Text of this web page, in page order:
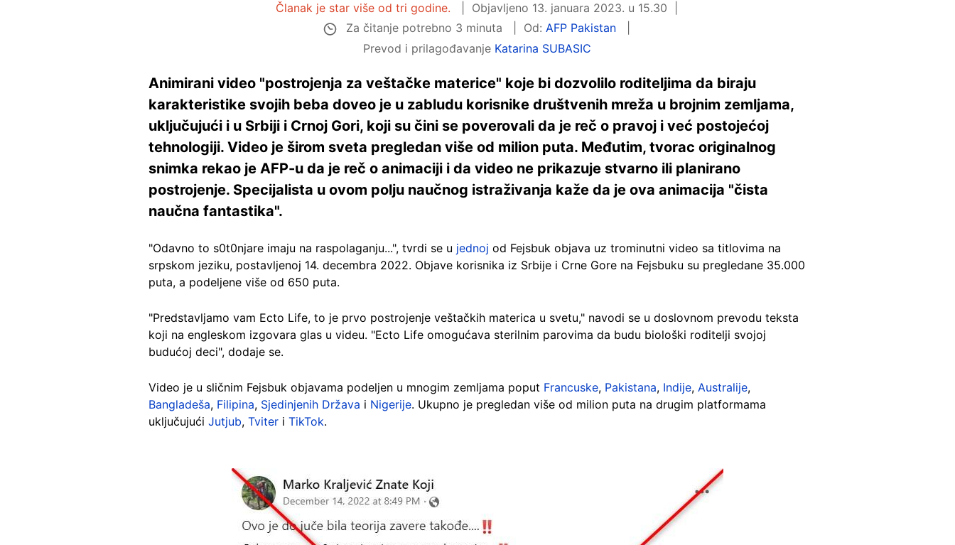
Članak je star više od tri godine. Objavljeno 13. januara 2023. u 15.30
Za čitanje potrebno 3 minuta
Od: AFP Pakistan
Prevod i prilagođavanje Katarina SUBASIC
Animirani video "postrojenja za veštačke materice" koje bi dozvolilo roditeljima da biraju
karakteristike svojih beba doveo je u zabludu korisnike društvenih mreža u brojnim zemljama,
uključujući i u Srbiji i Crnoj Gori, koji su čini se poverovali da je reč o pravoj i već postojećoj
tehnologiji. Video je širom sveta pregledan više od milion puta. Međutim, tvorac originalnog
snimka rekao je AFP-u da je reč o animaciji i da video ne prikazuje stvarno ili planirano
postrojenje. Specijalista u ovom polju naučnog istraživanja kaže da je ova animacija "čista
naučna fantastika".
"Odavno to s0t0njare imaju na raspolaganju...", tvrdi se u jednoj od Fejsbuk objava uz trominutni video sa titlovima na
srpskom jeziku, postavljenoj 14. decembra 2022. Objave korisnika iz Srbije i Crne Gore na Fejsbuku su pregledane 35.000
puta, a podeljene više od 650 puta.
"Predstavljamo vam Ecto Life, to je prvo postrojenje veštačkih materica u svetu," navodi se u doslovnom prevodu teksta
koji na engleskom izgovara glas u videu. "Ecto Life omogućava sterilnim parovima da budu biološki roditelji svojoj
budućoj deci", dodaje se.
Video je u sličnim Fejsbuk objavama podeljen u mnogim zemljama poput Francuske, Pakistana, Indije, Australije,
Bangladeša, Filipina, Sjedinjenih Država i Nigerije. Ukupno je pregledan više od milion puta na drugim platformama
uključujući Jutjub, Tviter i TikTok.